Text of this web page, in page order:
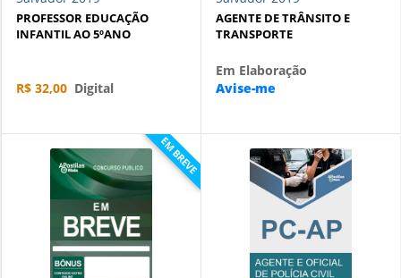
PROFESSOR EDUCAÇÃO
INFANTIL AO 5ºANO
R$ 32,00 Digital
AGENTE DE TRÂNSITO E
TRANSPORTE
Em Elaboração
Avise-me
EM BREVE